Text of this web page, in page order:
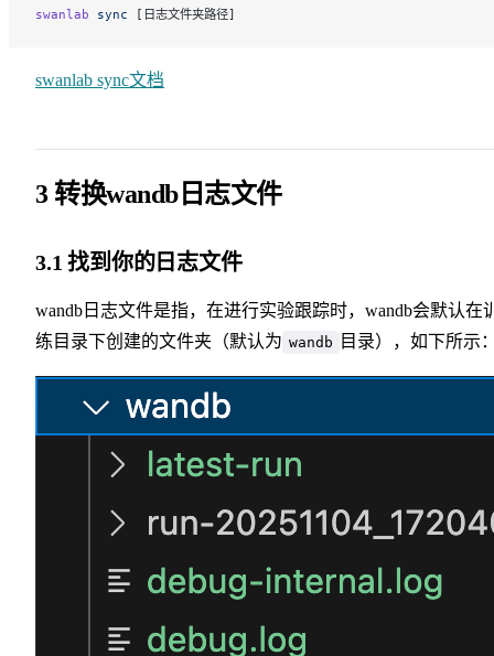
swanlab sync [日志文件夹路径]
swanlab sync文档
3 转换wandb日志文件
3.1 找到你的日志文件
wandb日志文件是指，在进行实验跟踪时，wandb会默认在
练目录下创建的文件夹（默认为 wandb 目录），如下所示